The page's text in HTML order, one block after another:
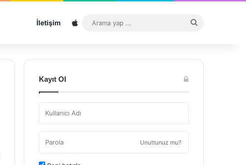
İletişim Sitemap
...
Kayıt Ol
Unuttunuz mu?